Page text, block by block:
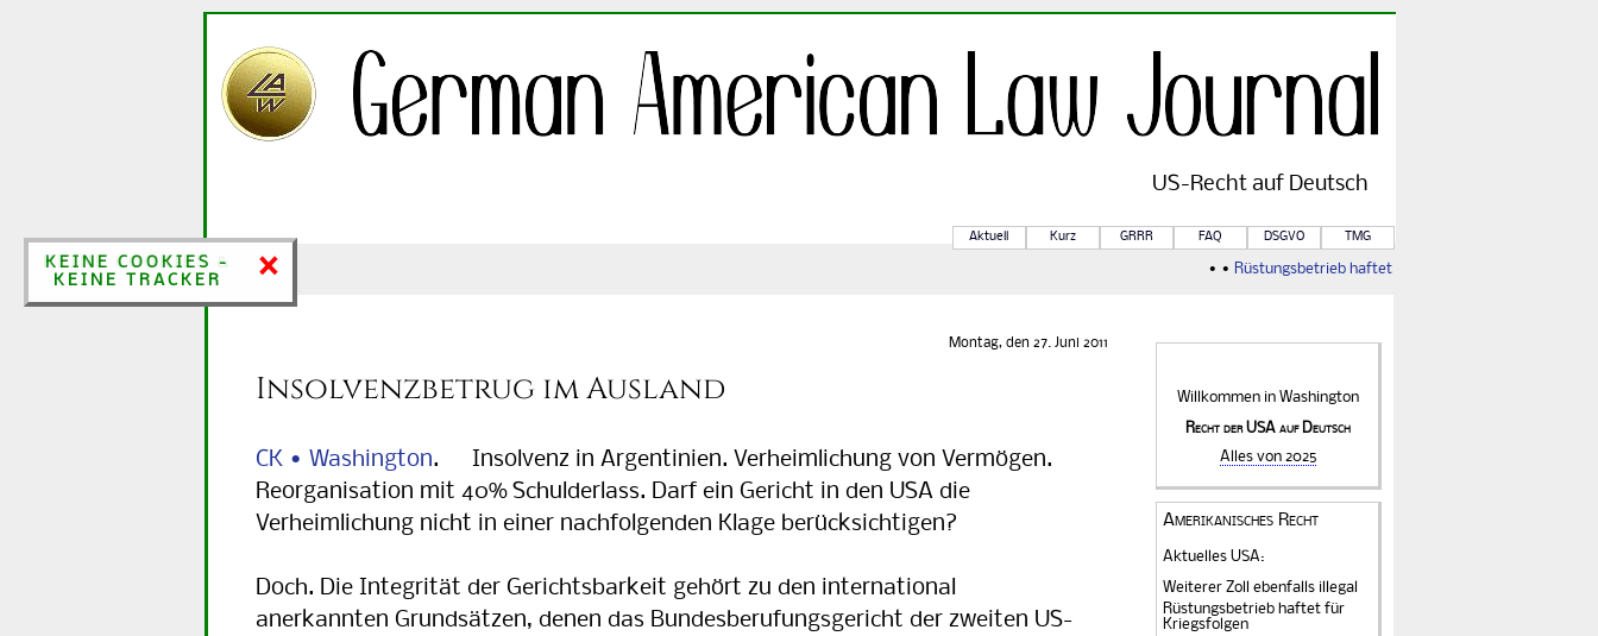
×
KEINE COOKIES &
KEINE TRACKER
US-Rechtauf Deutsch
Aktuell Kurz GRRR FAQ DSGVO TMG
• • Rüstungsbetrieb haftet für Kriegsfolgen
Montag, den 27. Juni 2011
Insolvenzbetrug im Ausland
CK • Washington. Insolvenz in Argentinien. Verheimlichung von Vermögen.
Reorganisation mit 40% Schulderlass. Darf ein Gericht in den USA die
Verheimlichung nicht in einer nachfolgenden Klage berücksichtigen?
Doch. Die Integrität der Gerichtsbarkeit gehört zu den international
anerkannten Grundsätzen, denen das Bundesberufungsgericht der zweiten US-
Willkommen in Washington
Recht der USA auf Deutsch
Alles von 2025
Amerikanisches Recht
Aktuelles USA:
Weiterer Zoll ebenfalls illegal
Rüstungsbetrieb haftet für
Kriegsfolgen
×
KEINE COOKIES -
KEINE TRACKER